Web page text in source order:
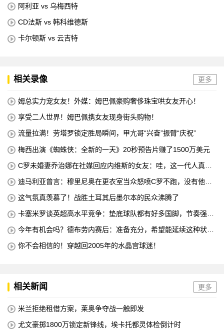
阿利亚 vs 乌梅西特
CD法斯 vs 韩科维德斯
卡尔顿斯 vs 云吉特
相关录像 更多
姆总实力宠女友！外媒：姆巴佩豪购奢侈珠宝哄女友开心！
享受二人世界！姆巴佩携女友现身街头购物！
流量拉满！劳塔罗锁定胜局瞬间，甲亢哥“兴奋”振臂“庆祝”
梅西出演《蜘蛛侠：全新的一天》20秒预告片赚了1500万美元
C罗未婚妻乔治娜在社媒回应内维斯的女友：哇，这一代人真劲
迪马利亚曾言：穆里尼奥在更衣室当众怒喷C罗不跑，没有他不
这气氛真羡慕了！战胜土耳其后墨尔本的民众沸腾了
卡塞米罗谈英超高水平竞争：垫底球队都有好多国脚，节奏强度
今年有机会吗？德布劳内赛后：准备充分，希望能延续这种状
你不会相信的！穿越回2005年的水晶宫球迷！
相关新闻 更多
米兰拒绝租借方案，莱奥争夺战一触即发
尤文豪掷1800万锁定新锋线，埃卡托都灵体检倒计时